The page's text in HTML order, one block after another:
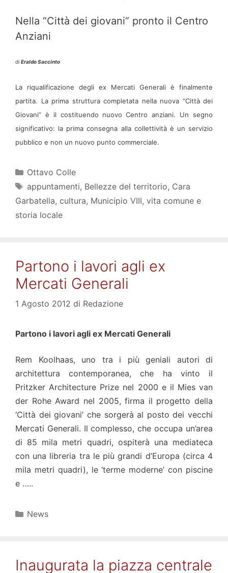
Nella “Città dei giovani” pronto il Centro
Anziani
di Eraldo Saccinto
La riqualificazione degli ex Mercati Generali è finalmente
partita. La prima struttura completata nella nuova “Città dei
Giovani” è il costituendo nuovo Centro anziani. Un segno
significativo: la prima consegna alla collettività è un servizio
pubblico e non un nuovo punto commerciale.
Categorie
Ottavo Colle
Tag
appuntamenti, Bellezze del territorio, Cara
Garbatella, cultura, Municipio VIII, vita comune e
storia locale
Partono i lavori agli ex
Mercati Generali
1 Agosto 2012 di Redazione
Partono i lavori agli ex Mercati Generali
Rem Koolhaas, uno tra i più geniali autori di
architettura contemporanea, che ha vinto il
Pritzker Architecture Prize nel 2000 e il Mies van
der Rohe Award nel 2005, firma il progetto della
‘Città dei giovani’ che sorgerà al posto dei vecchi
Mercati Generali. Il complesso, che occupa un’area
di 85 mila metri quadri, ospiterà una mediateca
con una libreria tra le più grandi d’Europa (circa 4
mila metri quadri), le ‘terme moderne’ con piscine
e …..
Categorie
News
Inaugurata la piazza centrale